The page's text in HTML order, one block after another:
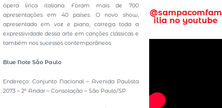
ópera lírica italiana. Foram mais de 700
apresentações em 40 países. O novo show,
apresentado em voz e piano, carrega toda a
expressividade dessa arte em canções clássicas e
também nos sucessos contemporâneos.
Blue Note São Paulo
Endereço: Conjunto Nacional – Avenida Paulista
2073 – 2º Andar – Consolação – São Paulo/SP
@sampacomfam
ilia no youtube